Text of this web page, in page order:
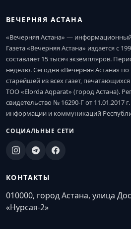
ВЕЧЕРНЯЯ АСТАНА
«Вечерняя Астана» —
Газета «Вечерняя Астана» издается с
составляет 15 тысяч экземпляров.
неделю. Сегодня «Вечерняя Астана»
старейшей из всех газет,
ТОО «Elorda Aqparat» (город Астана).
свидетельство № 16290-Г от 11.01.2017
информации и коммуникаций
СОЦИАЛЬНЫЕ СЕТИ
КОНТАКТЫ
010000, город Астана, улица
«Нурсая-2»